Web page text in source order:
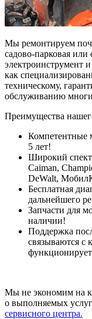
Мы ремонтируем
садово-парковая или
электроинструмент
как
техническому,
обслуживанию
Преимущества
Компетентные
5 лет!
Широкий
Caiman,
DeWalt,
Бесплатная
дальнейшего
Запчасти для
наличии!
Поддержка
связываются с
Мы не экономим на
о выполняемых
сервисного центра.